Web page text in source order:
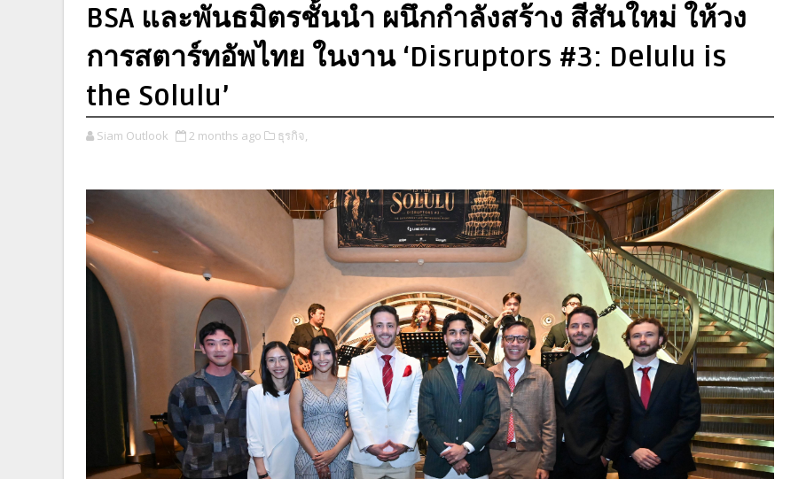
BSA และพันธมิตรชั้นนำ ผนึกกำลังสร้าง สีสันใหม่ ให้วง
การสตาร์ทอัพไทย ในงาน ‘Disruptors #3: Delulu is
the Solulu’
Siam Outlook 2 months ago ธุรกิจ,